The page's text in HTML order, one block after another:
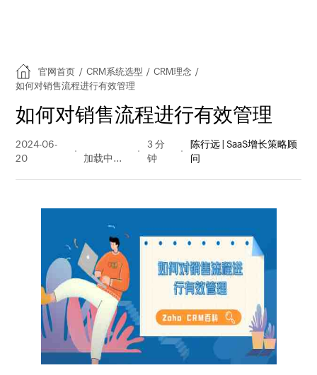
官网首页 / CRM系统选型 / CRM理念 /
如何对销售流程进行有效管理
如何对销售流程进行有效管理
2024-06-
20
量
3 分
钟
陈行远 | SaaS增长策略顾
问